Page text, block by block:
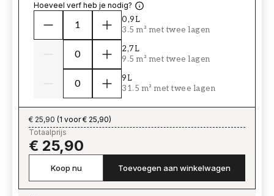
Hoeveel verf heb je nodig?
0,9L
3.5 m² met twee lagen
2,7L
9.5 m² met twee lagen
9L
31.5 m² met twee lagen
€ 25,90 (1 voor € 25,90)
Totaalprijs
€ 25,90
Koop nu Toevoegen aan winkelwagen